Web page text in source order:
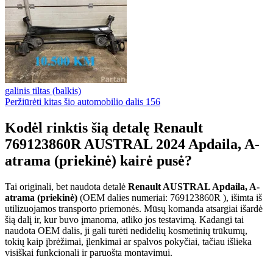
galinis tiltas (balkis)
Peržiūrėti kitas šio automobilio dalis 156
Kodėl rinktis šią detalę Renault
769123860R AUSTRAL 2024 Apdaila, A-
atrama (priekinė) kairė pusė?
Tai originali, bet naudota detalė Renault AUSTRAL Apdaila, A-
atrama (priekinė) (OEM dalies numeriai: 769123860R ), išimta iš
utilizuojamos transporto priemonės. Mūsų komanda atsargiai išardė
šią dalį ir, kur buvo įmanoma, atliko jos testavimą. Kadangi tai
naudota OEM dalis, ji gali turėti nedidelių kosmetinių trūkumų,
tokių kaip įbrėžimai, įlenkimai ar spalvos pokyčiai, tačiau išlieka
visiškai funkcionali ir paruošta montavimui.